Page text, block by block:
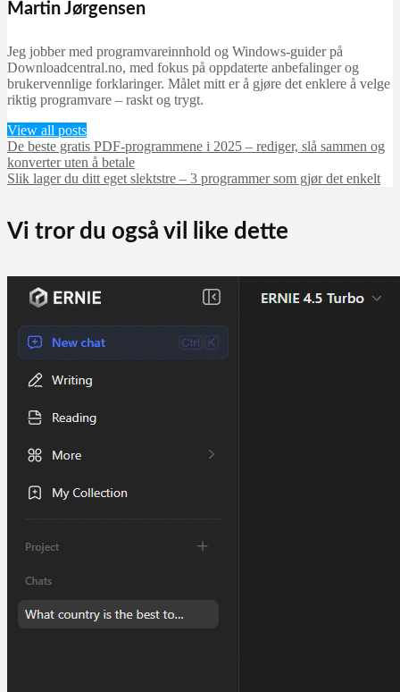
Martin Jørgensen
Jeg jobber med programvareinnhold og Windows-guider på
Downloadcentral.no, med fokus på oppdaterte anbefalinger og
brukervennlige forklaringer. Målet mitt er å gjøre det enklere å velge
riktig programvare – raskt og trygt.
View all posts
De beste gratis PDF-programmene i 2025 – rediger, slå sammen og
konverter uten å betale
Slik lager du ditt eget slektstre – 3 programmer som gjør det enkelt
Vi tror du også vil like dette